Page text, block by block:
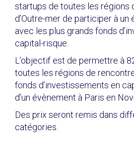
startups de toutes les régions
d’Outre-mer de participer à
avec les plus grands fonds
capital-risque.
L’objectif est de permettre à
toutes les régions de
fonds d’investissements en
d’un évènement à Paris en
Des prix seront remis dans
catégories.